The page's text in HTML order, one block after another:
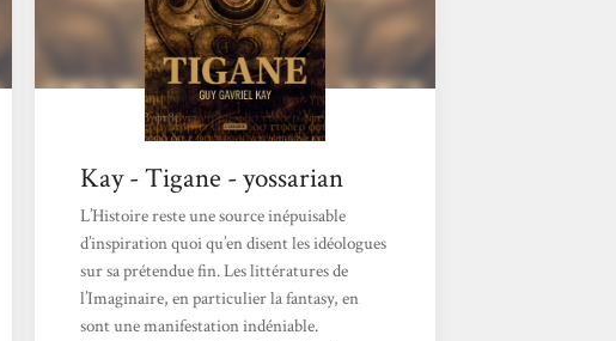
Kay - Tigane - yossarian
L’Histoire reste une source inépuisable
d’inspiration quoi qu’en disent les idéologues
sur sa prétendue fin. Les littératures de
l’Imaginaire, en particulier la fantasy, en
sont une manifestation indéniable.